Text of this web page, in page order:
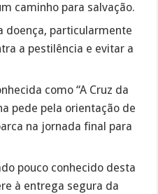
caminho para salvação.
doença, particularmente
a pestilência e evitar a
como “A Cruz da
pede pela orientação de
na jornada final para
pouco conhecido desta
à entrega segura da